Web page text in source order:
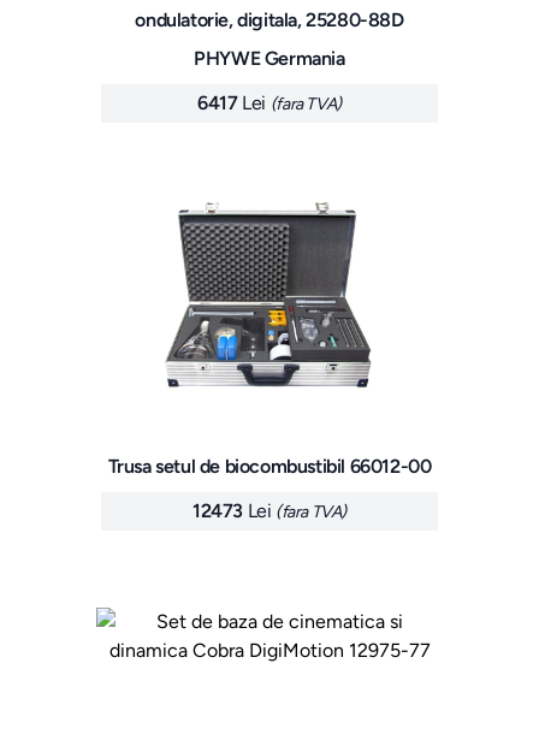
ondulatorie, digitala, 25280-88D
PHYWE Germania
6417 Lei (fara TVA)
Trusa setul de biocombustibil 66012-00
12473 Lei (fara TVA)